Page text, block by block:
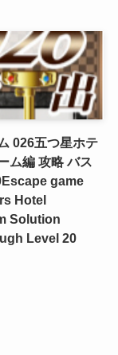
026五つ星ホテ
ム編 攻略 バス
Escape game
Hotel
Solution
Level 20